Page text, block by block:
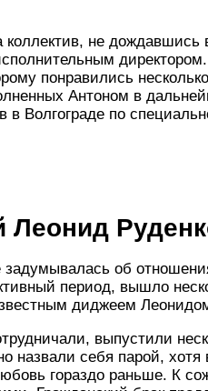
не
понравились
Антоном в
в Волгограде по
задумывалась об
период, вышло
диджеем
выпустили
назвали себя парой, хотя
гораздо раньше. К